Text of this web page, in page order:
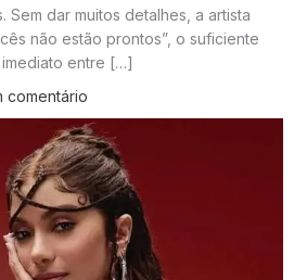
Sem dar muitos detalhes, a artista
não estão prontos”, o suficiente
entre […]
comentário